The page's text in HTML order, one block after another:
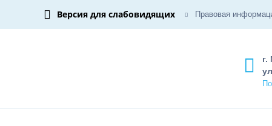
Версия для слабовидящих Правовая
г.